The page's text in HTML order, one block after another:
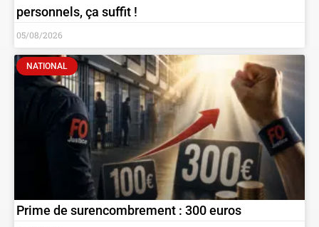
personnels, ça suffit !
05/08/2026
NATIONAL
Prime de surencombrement : 300 euros